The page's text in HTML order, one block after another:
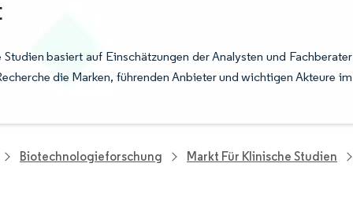
basiert auf Einschätzungen der Analysten und Fachberater
die Marken, führenden Anbieter und wichtigen Akteure im
Biotechnologieforschung Markt Für Klinische Studien